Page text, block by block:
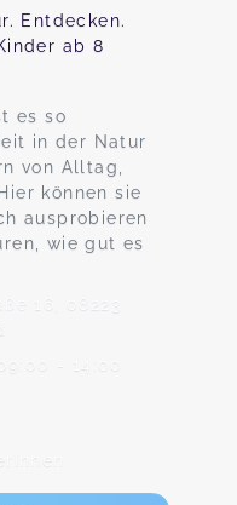
Entdecken.
ab 8
es so
in der Natur
von Alltag,
können sie
ausprobieren
wie gut es
16, 08223
- 14:00